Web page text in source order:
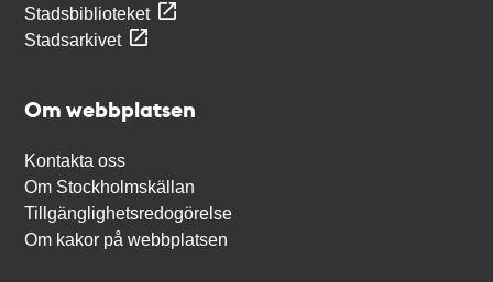
Stadsbiblioteket
Stadsarkivet
Om webbplatsen
Kontakta oss
Om Stockholmskällan
Tillgänglighetsredogörelse
Om kakor på webbplatsen